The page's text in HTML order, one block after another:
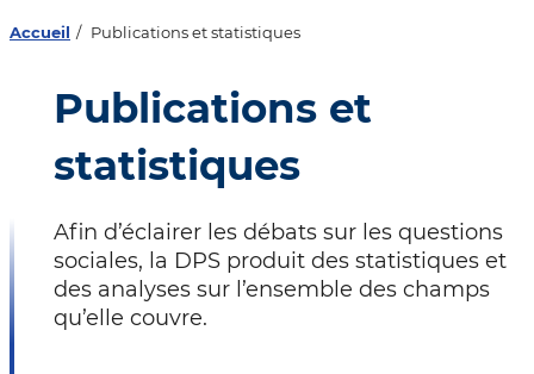
Accueil Publications et statistiques
Publications et
statistiques
Afin d’éclairer les débats sur les questions
sociales, la DPS produit des statistiques et
des analyses sur l’ensemble des champs
qu’elle couvre.